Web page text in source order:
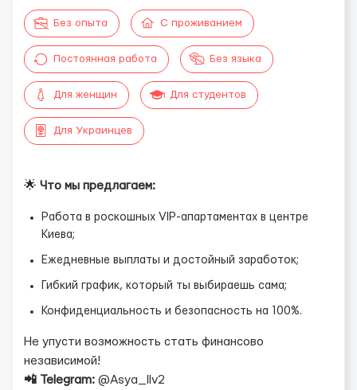
Без опыта С проживанием
Постоянная работа Без языка
Для женщин Для студентов
Для Украинцев
🌟 Что мы предлагаем:
Работа в роскошных VIP-апартаментах в центре
Киева;
Ежедневные выплаты и достойный заработок;
Гибкий график, который ты выбираешь сама;
Конфиденциальность и безопасность на 100%.
Не упусти возможность стать финансово
независимой!
📲 Telegram: @Asya_llv2